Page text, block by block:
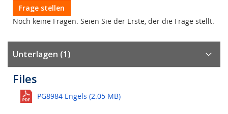
Frage stellen
Noch keine Fragen. Seien Sie der Erste, der die Frage stellt.
Unterlagen (1)
Files
PG8984 Engels (2.05 MB)